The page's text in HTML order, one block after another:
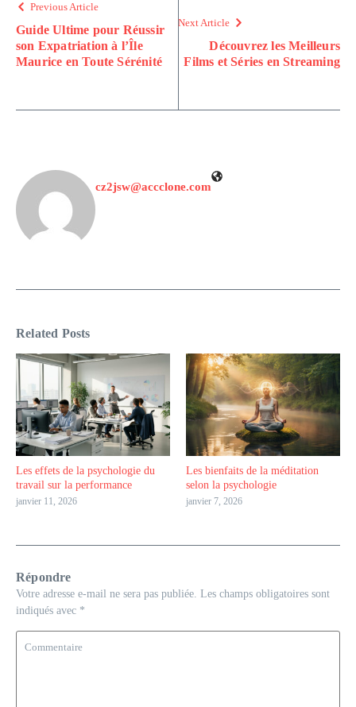
Previous Article
Guide Ultime pour Réussir
son Expatriation à l’Île
Maurice en Toute Sérénité
Next Article
Découvrez les Meilleurs
Films et Séries en Streaming
cz2jsw@accclone.com
Related Posts
Les effets de la psychologie du
travail sur la performance
janvier 11, 2026
Les bienfaits de la méditation
selon la psychologie
janvier 7, 2026
Répondre
Votre adresse e-mail ne sera pas publiée. Les champs obligatoires sont
indiqués avec *